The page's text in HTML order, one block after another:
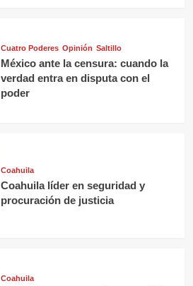
Cuatro Poderes Opinión Saltillo
México ante la censura: cuando la
verdad entra en disputa con el
poder
Coahuila
Coahuila líder en seguridad y
procuración de justicia
Coahuila